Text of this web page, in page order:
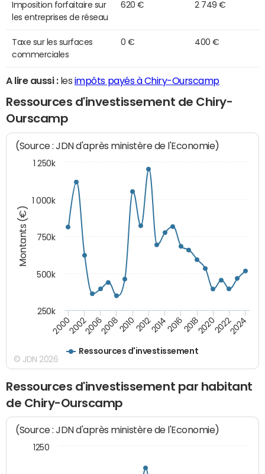
Imposition forfaitaire sur
les entreprises de réseau
620 € 2 749 €
Taxe sur les surfaces
commerciales
0 € 400 €
A lire aussi :les impôts payés à Chiry-Ourscamp
Ressources d'investissement de Chiry-
Ourscamp
Montants (€)
(Source : JDN d'après ministère de l'Economie)
Ressources d'investissement
200020022006200820102012201420162018202020222024
250k
500k
750k
1 000k
1 250k
© JDN 2026
Ressources d'investissement par habitant
de Chiry-Ourscamp
(Source : JDN d'après ministère de l'Economie)
1250